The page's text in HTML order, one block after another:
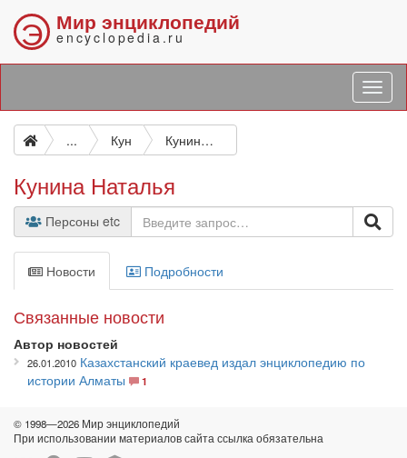
Э Мир энциклопедий
encyclopedia.ru
... Кун Кунина Наталья
Кунина Наталья
Персоны etc
Новости Подробности
Связанные новости
Автор новостей
26.01.2010 Казахстанский краевед издал энциклопедию по
истории Алматы
1
© 1998—2026 Мир энциклопедий
При использовании материалов сайта ссылка обязательна